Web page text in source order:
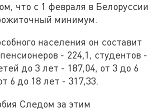
что с 1 февраля в Белоруссии
минимум.
населения он составит
- 224,1, студентов -
до 3 лет - 187,04, от 3 до 6
6 до 18 лет - 317,33.
Следом за этим